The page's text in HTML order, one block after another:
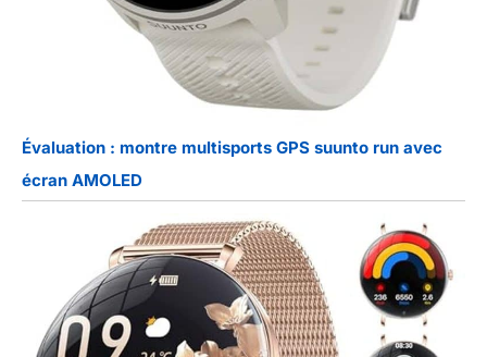
Évaluation : montre multisports GPS suunto run avec
écran AMOLED